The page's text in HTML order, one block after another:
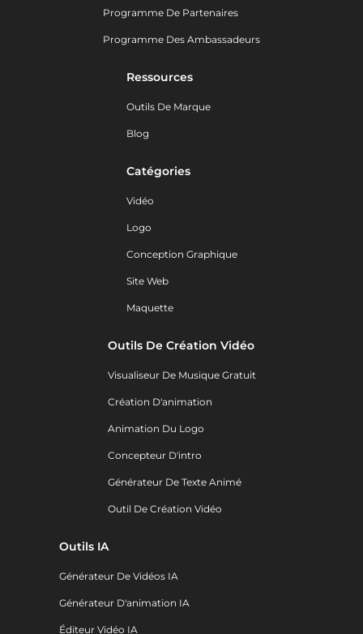
Programme De Partenaires
Programme Des Ambassadeurs
Ressources
Outils De Marque
Blog
Catégories
Vidéo
Logo
Conception Graphique
Site Web
Maquette
Outils De Création Vidéo
Visualiseur De Musique Gratuit
Création D'animation
Animation Du Logo
Concepteur D'intro
Générateur De Texte Animé
Outil De Création Vidéo
Outils IA
Générateur De Vidéos IA
Générateur D'animation IA
Éditeur Vidéo IA